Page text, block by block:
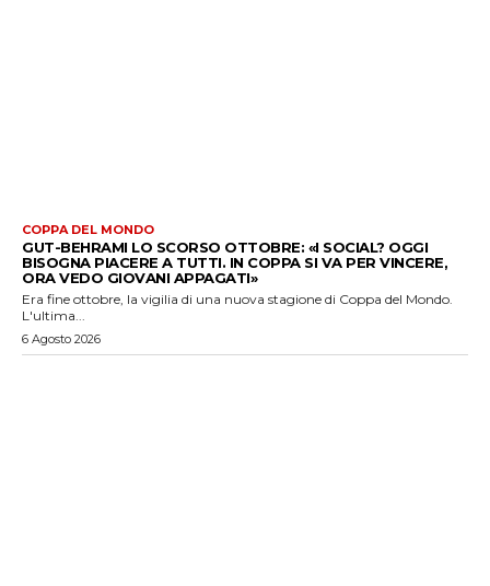
COPPA DEL MONDO
GUT-BEHRAMI LO SCORSO OTTOBRE: «I SOCIAL? OGGI
BISOGNA PIACERE A TUTTI. IN COPPA SI VA PER VINCERE,
ORA VEDO GIOVANI APPAGATI»
Era fine ottobre, la vigilia di una nuova stagione di Coppa del Mondo.
L'ultima...
6 Agosto 2026